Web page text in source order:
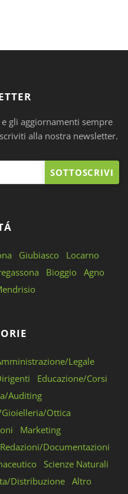
gli aggiornamenti sempre
alla nostra newsletter.
SOTTOSCRIVI
Giubiasco
Locarno
Bioggio Agno
Legale
Educazione/Corsi
Auditing
Ottica
Marketing
Redazioni/Documentazioni
Scienze Naturali
Distribuzione Altro